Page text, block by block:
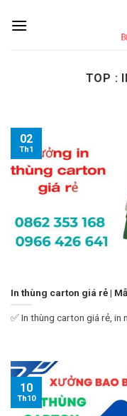
TOP :
In thùng carton giá rẻ |
✅ In thùng carton giá rẻ, in
02
Th1
10
Th10